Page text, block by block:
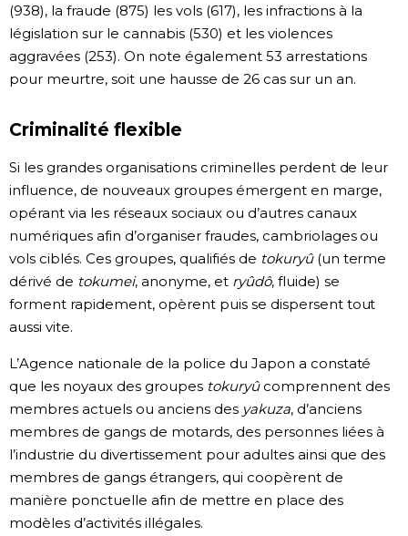
(938), la fraude (875) les vols (617), les infractions à la
législation sur le cannabis (530) et les violences
aggravées (253). On note également 53 arrestations
pour meurtre, soit une hausse de 26 cas sur un an.
Criminalité flexible
Si les grandes organisations criminelles perdent de leur
influence, de nouveaux groupes émergent en marge,
opérant via les réseaux sociaux ou d’autres canaux
numériques afin d’organiser fraudes, cambriolages ou
vols ciblés. Ces groupes, qualifiés de tokuryû(un terme
dérivé de tokumei, anonyme, et ryûdô, fluide) se
forment rapidement, opèrent puis se dispersent tout
aussi vite.
L’Agence nationale de la police du Japon a constaté
que les noyaux des groupes tokuryûcomprennent des
membres actuels ou anciens des yakuza, d’anciens
membres de gangs de motards, des personnes liées à
l’industrie du divertissement pour adultes ainsi que des
membres de gangs étrangers, qui coopèrent de
manière ponctuelle afin de mettre en place des
modèles d’activités illégales.